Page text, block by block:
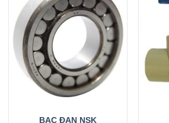
BẠC ĐẠN NSK